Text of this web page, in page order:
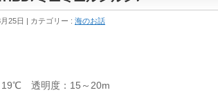
25日 カテゴリー : 海のお話
透明度：15～20m